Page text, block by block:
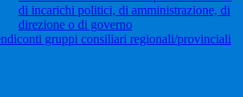
di incarichi politici, di amministrazione, di
direzione o di governo
gruppi consiliari regionali/provinciali